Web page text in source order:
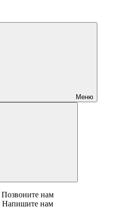
Меню
Позвоните нам
Напишите нам